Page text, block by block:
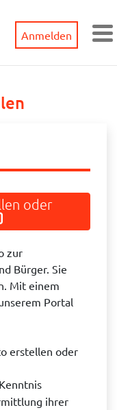
Anmelden
oder
zur
Bürger. Sie
Mit einem
Portal
erstellen oder
ihrer